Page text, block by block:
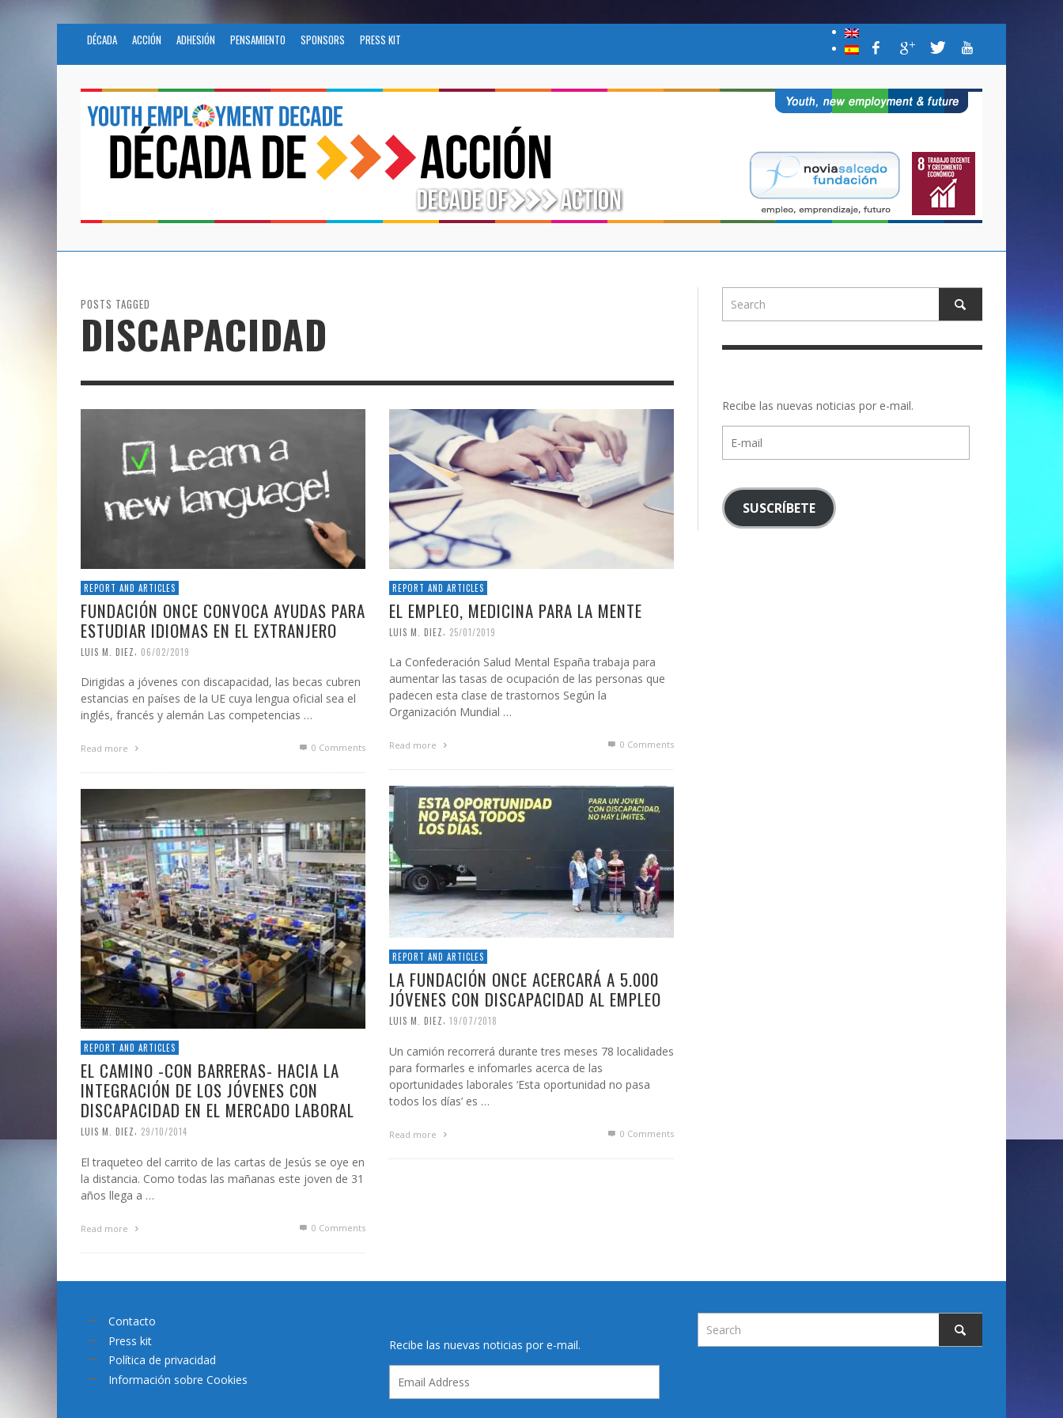
DÉCADA ACCIÓN ADHESIÓN PENSAMIENTO SPONSORS PRESS KIT
POSTS TAGGED
DISCAPACIDAD
REPORT AND ARTICLES
FUNDACIÓN ONCE CONVOCA AYUDAS PARA
ESTUDIAR IDIOMAS EN EL EXTRANJERO
LUIS M. DIEZ 06/02/2019
Dirigidas a jóvenes con discapacidad, las becas cubren
estancias en países de la UE cuya lengua oficial sea el
inglés, francés y alemán Las competencias …
Read more 0 Comments
REPORT AND ARTICLES
EL EMPLEO, MEDICINA PARA LA MENTE
LUIS M. DIEZ 25/01/2019
La Confederación Salud Mental España trabaja para
aumentar las tasas de ocupación de las personas que
padecen esta clase de trastornos Según la
Organización Mundial …
Read more 0 Comments
REPORT AND ARTICLES
LA FUNDACIÓN ONCE ACERCARÁ A 5.000
JÓVENES CON DISCAPACIDAD AL EMPLEO
LUIS M. DIEZ 19/07/2018
Un camión recorrerá durante tres meses 78 localidades
para formarles e infomarles acerca de las
oportunidades laborales ‘Esta oportunidad no pasa
todos los días’ es …
Read more 0 Comments
REPORT AND ARTICLES
EL CAMINO -CON BARRERAS- HACIA LA
INTEGRACIÓN DE LOS JÓVENES CON
DISCAPACIDAD EN EL MERCADO LABORAL
LUIS M. DIEZ 29/10/2014
El traqueteo del carrito de las cartas de Jesús se oye en
la distancia. Como todas las mañanas este joven de 31
años llega a …
Read more 0 Comments
Recibe las nuevas noticias por e-mail.
mail
SUSCRÍBETE
Contacto
Press kit
Política de privacidad
Información sobre Cookies
Recibe las nuevas noticias por e-mail.
Address